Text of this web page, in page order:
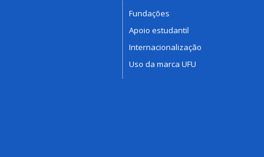
Fundações
Apoio estudantil
Internacionalização
Uso da marca UFU